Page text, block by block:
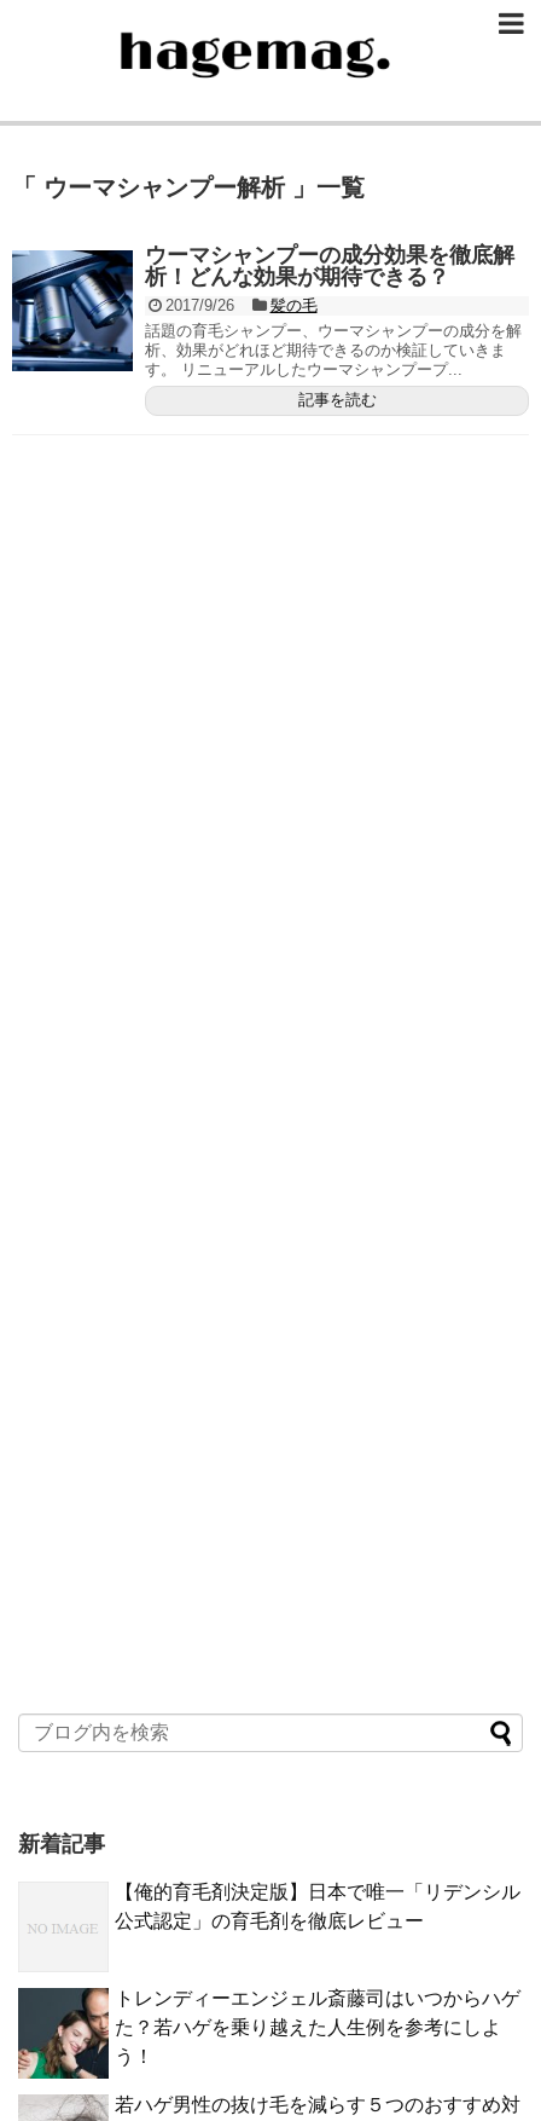
「 ウーマシャンプー解析 」一覧
ウーマシャンプーの成分効果を徹底解
析！どんな効果が期待できる？
2017/9/26
髪の毛
話題の育毛シャンプー、ウーマシャンプーの成分を解
析、効果がどれほど期待できるのか検証していきま
す。 リニューアルしたウーマシャンプープ...
記事を読む
新着記事
【俺的育毛剤決定版】日本で唯一「リデンシル
公式認定」の育毛剤を徹底レビュー
トレンディーエンジェル斎藤司はいつからハゲ
た？若ハゲを乗り越えた人生例を参考にしよ
う！
若ハゲ男性の抜け毛を減らす５つのおすすめ対